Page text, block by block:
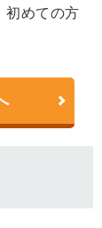
初めての方